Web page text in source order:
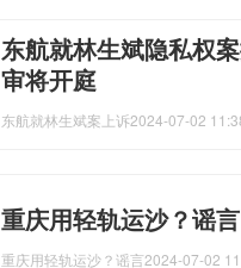
东航就林生斌隐私权
审将开庭
东航就林生斌案上诉2024-07-02
重庆用轻轨运沙？谣
重庆用轻轨运沙？谣言2024-07-02